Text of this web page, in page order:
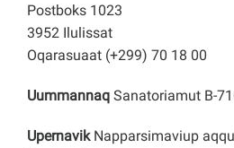
Postboks 1023
3952 Ilulissat
Oqarasuaat (+299) 70 18 00
Uummannaq Sanatoriamut B-
Upernavik Napparsimaviup